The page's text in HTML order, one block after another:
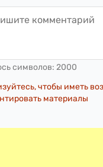
символов: 2000
чтобы иметь
материалы